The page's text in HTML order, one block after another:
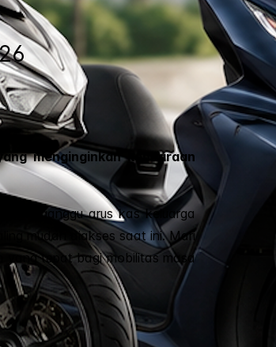
menginginkan kendaraan
arus kas keluarga
mudah diakses saat ini. Mari
yang tepat bagi mobilitas masa